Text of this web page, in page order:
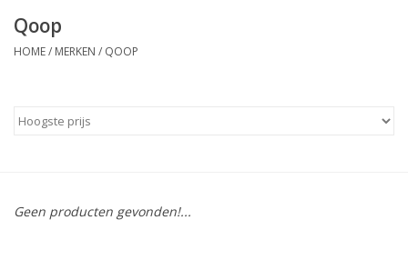
Gadgets
Qoop
HOME/ MERKEN / QOOP
Geen producten gevonden!...